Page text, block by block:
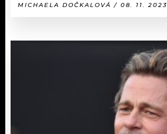
MICHAELA DOČKALOVÁ / 08. 11. 2023